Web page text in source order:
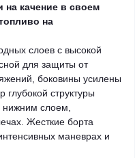
на качение в своем
на
слоев с высокой
для защиты от
боковины усилены
глубокой структуры
нижним слоем,
Жесткие борта
маневрах и